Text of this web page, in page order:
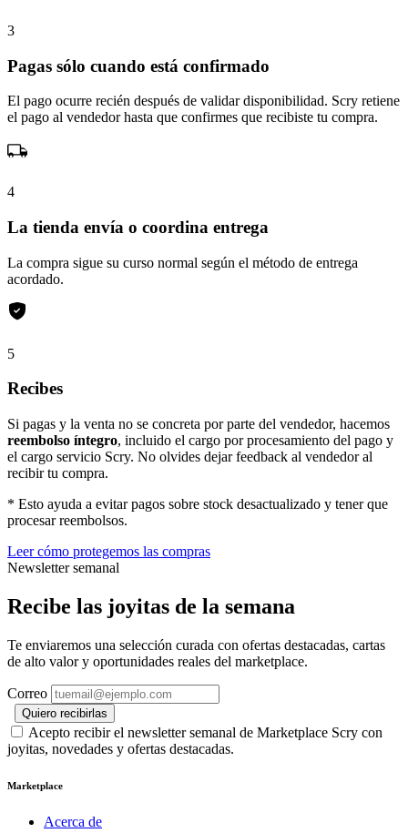
3
Pagas sólo cuando está confirmado
El pago ocurre recién después de validar disponibilidad. Scry retiene
el pago al vendedor hasta que confirmes que recibiste tu compra.
4
La tienda envía o coordina entrega
La compra sigue su curso normal según el método de entrega
acordado.
5
Recibes
Si pagas y la venta no se concreta por parte del vendedor, hacemos
reembolso íntegro, incluido el cargo por procesamiento del pago y
el cargo servicio Scry. No olvides dejar feedback al vendedor al
recibir tu compra.
* Esto ayuda a evitar pagos sobre stock desactualizado y tener que
procesar reembolsos.
Leer cómo protegemos las compras
Newsletter semanal
Recibe las joyitas de la semana
Te enviaremos una selección curada con ofertas destacadas, cartas
de alto valor y oportunidades reales del marketplace.
Correo
Quiero recibirlas
Acepto recibir el newsletter semanal de Marketplace Scry con
joyitas, novedades y ofertas destacadas.
Marketplace
Acerca de